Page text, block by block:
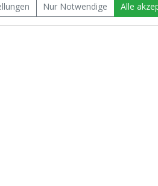
Nur Notwendige Alle